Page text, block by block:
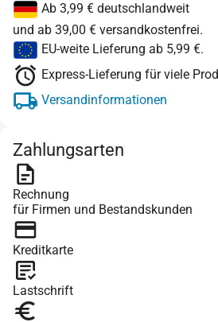
Ab 3,99 € deutschlandweit
und ab 39,00 € versandkostenfrei.
EU-weite Lieferung ab 5,99 €.
Express-Lieferung für viele
Versandinformationen
Zahlungsarten
Rechnung
für Firmen und Bestandskunden
Kreditkarte
Lastschrift